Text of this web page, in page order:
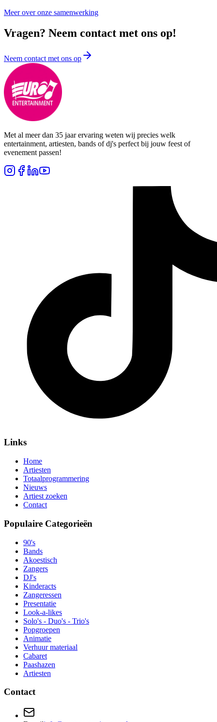
Meer over onze samenwerking
Vragen? Neem contact met ons op!
Neem contact met ons op
Met al meer dan 35 jaar ervaring weten wij precies welk
entertainment, artiesten, bands of dj's perfect bij jouw feest of
evenement passen!
Links
Home
Artiesten
Totaalprogrammering
Nieuws
Artiest zoeken
Contact
Populaire Categorieën
90's
Bands
Akoestisch
Zangers
DJ's
Kinderacts
Zangeressen
Presentatie
Look-a-likes
Solo's - Duo's - Trio's
Popgroepen
Animatie
Verhuur materiaal
Cabaret
Paashazen
Artiesten
Contact